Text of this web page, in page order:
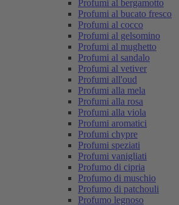
Profumi al bergamotto
Profumi al bucato fresco
Profumi al cocco
Profumi al gelsomino
Profumi al mughetto
Profumi al sandalo
Profumi al vetiver
Profumi all'oud
Profumi alla mela
Profumi alla rosa
Profumi alla viola
Profumi aromatici
Profumi chypre
Profumi speziati
Profumi vanigliati
Profumo di cipria
Profumo di muschio
Profumo di patchouli
Profumo legnoso